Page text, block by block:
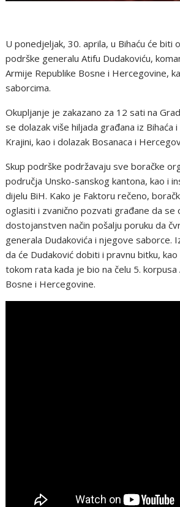
U ponedjeljak, 30. aprila, u Bihaću će biti
podrške generalu Atifu Dudakoviću,
Armije Republike Bosne i Hercegovine,
saborcima.
Okupljanje je zakazano za 12 sati na
se dolazak više hiljada građana iz Bihaća
Krajini, kao i dolazak Bosanaca i
Skup podrške podržavaju sve boračke
područja Unsko-sanskog kantona, kao i
dijelu BiH. Kako je Faktoru rečeno,
oglasiti i zvanično pozvati građane da se
dostojanstven način pošalju poruku da
generala Dudakovića i njegove saborce.
da će Dudaković dobiti i pravnu bitku,
tokom rata kada je bio na čelu 5. korpusa
Bosne i Hercegovine.